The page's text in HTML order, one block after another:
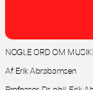
NOGLE ORD OM
Af Erik Abrabamsen